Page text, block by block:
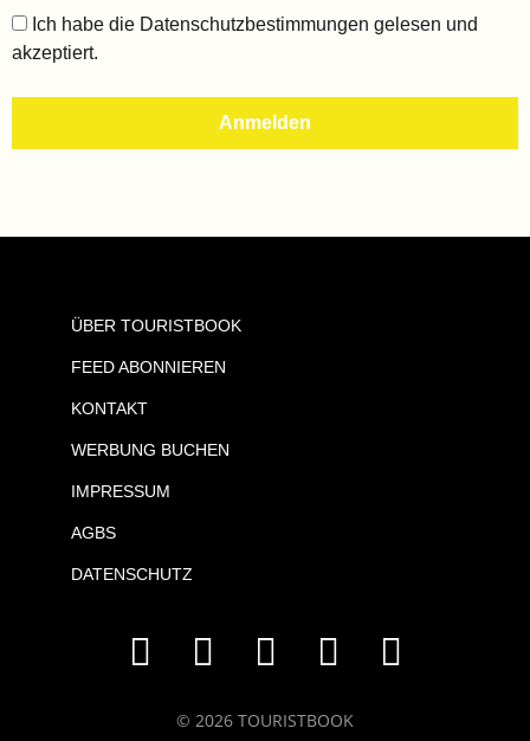
Ich habe die Datenschutzbestimmungen gelesen und
akzeptiert.
ÜBER TOURISTBOOK
FEED ABONNIEREN
KONTAKT
WERBUNG BUCHEN
IMPRESSUM
AGBS
DATENSCHUTZ
© 2026 TOURISTBOOK